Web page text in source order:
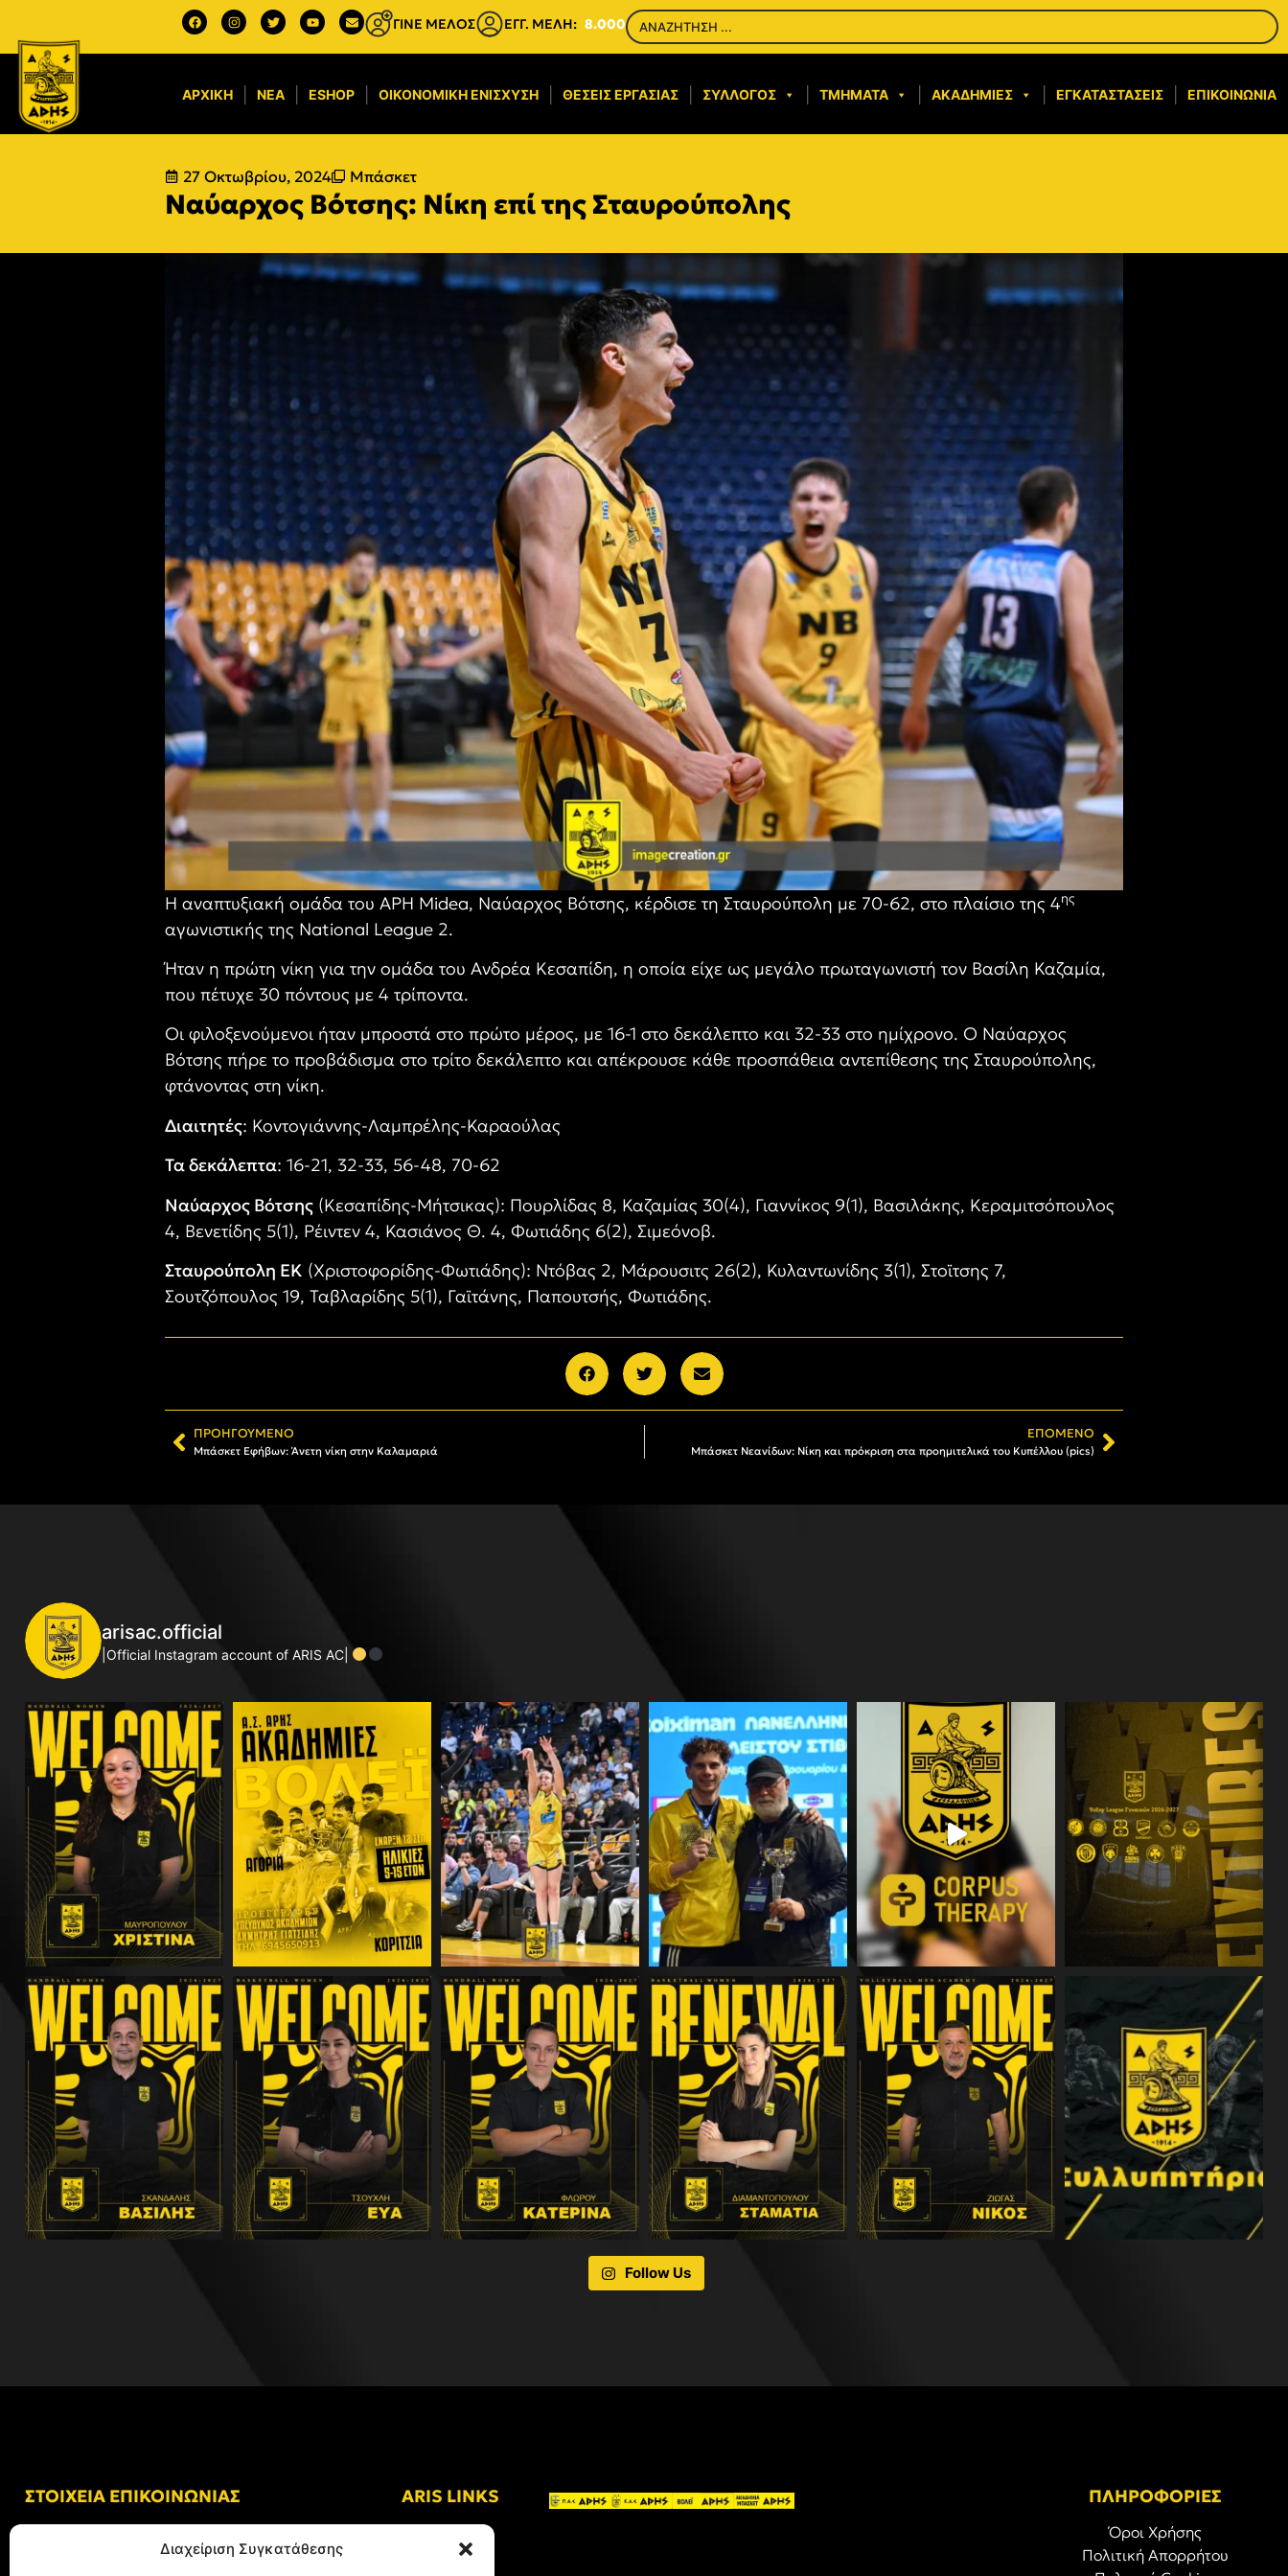
Διαχείριση Συγκατάθεσης
ΓΙΝΕ ΜΕΛΟΣ ΕΓΓ. ΜΕΛΗ: 8.000
ΑΡΧΙΚΉ ΝΈΑ ESHOP ΟΙΚΟΝΟΜΙΚΉ ΕΝΊΣΧΥΣΗ​ ΘΈΣΕΙΣ ΕΡΓΑΣΊΑΣ ΣΎΛΛΟΓΟΣ ΤΜΉΜΑΤΑ ΑΚΑΔΗΜΊΕΣ ΕΓΚΑΤΑΣΤΆΣΕΙΣ ΕΠΙΚΟΙΝΩΝΊΑ
27 Οκτωβρίου, 2024 Μπάσκετ
Ναύαρχος Βότσης: Νίκη επί της Σταυρούπολης
Η αναπτυξιακή ομάδα του ΑΡΗ Midea, Ναύαρχος Βότσης, κέρδισε τη Σταυρούπολη με 70-62, στο πλαίσιο της 4ης
αγωνιστικής της National League 2.
Ήταν η πρώτη νίκη για την ομάδα του Ανδρέα Κεσαπίδη, η οποία είχε ως μεγάλο πρωταγωνιστή τον Βασίλη Καζαμία,
που πέτυχε 30 πόντους με 4 τρίποντα.
Οι φιλοξενούμενοι ήταν μπροστά στο πρώτο μέρος, με 16-1 στο δεκάλεπτο και 32-33 στο ημίχρονο. Ο Ναύαρχος
Βότσης πήρε το προβάδισμα στο τρίτο δεκάλεπτο και απέκρουσε κάθε προσπάθεια αντεπίθεσης της Σταυρούπολης,
φτάνοντας στη νίκη.
Διαιτητές: Κοντογιάννης-Λαμπρέλης-Καραούλας
Τα δεκάλεπτα: 16-21, 32-33, 56-48, 70-62
Ναύαρχος Βότσης (Κεσαπίδης-Μήτσικας): Πουρλίδας 8, Καζαμίας 30(4), Γιαννίκος 9(1), Βασιλάκης, Κεραμιτσόπουλος
4, Βενετίδης 5(1), Ρέιντεν 4, Κασιάνος Θ. 4, Φωτιάδης 6(2), Σιμεόνοβ.
Σταυρούπολη ΕΚ (Χριστοφορίδης-Φωτιάδης): Ντόβας 2, Μάρουσιτς 26(2), Κυλαντωνίδης 3(1), Στοϊτσης 7,
Σουτζόπουλος 19, Ταβλαρίδης 5(1), Γαϊτάνης, Παπουτσής, Φωτιάδης.
ΠΡΟΗΓΟΎΜΕΝΟ
Μπάσκετ Εφήβων: Άνετη νίκη στην Καλαμαριά
ΕΠΌΜΕΝΟ
Μπάσκετ Νεανίδων: Νίκη και πρόκριση στα προημιτελικά του Κυπέλλου (pics)
arisac.official
|Official Instagram account of ARIS AC|
Follow Us
ΣΤΟΙΧΕΙΑ ΕΠΙΚΟΙΝΩΝΙΑΣ
Αλκμήνης 69, Χαριλάου
ARIS LINKS ΠΛΗΡΟΦΟΡΙΕΣ
Όροι Χρήσης
Πολιτική Απορρήτου